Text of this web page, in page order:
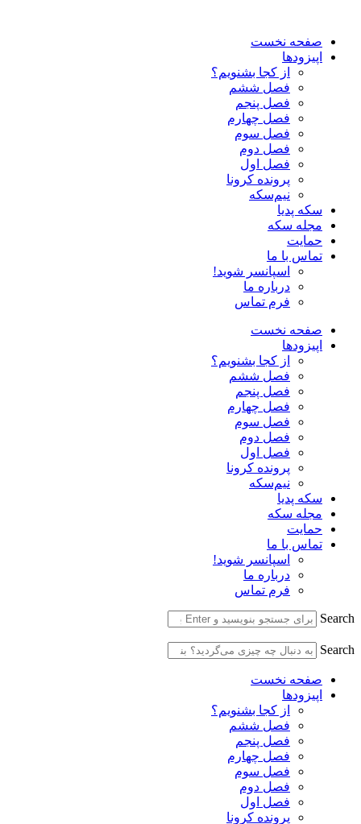
صفحه نخست
اپیزودها
از کجا بشنویم؟
فصل ششم
فصل پنجم
فصل چهارم
فصل سوم
فصل دوم
فصل اول
پرونده کرونا
نیم‌سکه
سکه پدیا
مجله سکه
حمایت
تماس با ما
اسپانسر شوید!
درباره ما
فرم تماس
صفحه نخست
اپیزودها
از کجا بشنویم؟
فصل ششم
فصل پنجم
فصل چهارم
فصل سوم
فصل دوم
فصل اول
پرونده کرونا
نیم‌سکه
سکه پدیا
مجله سکه
حمایت
تماس با ما
اسپانسر شوید!
درباره ما
فرم تماس
Search
Search
صفحه نخست
اپیزودها
از کجا بشنویم؟
فصل ششم
فصل پنجم
فصل چهارم
فصل سوم
فصل دوم
فصل اول
پرونده کرونا